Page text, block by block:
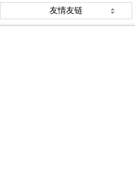
友情友链